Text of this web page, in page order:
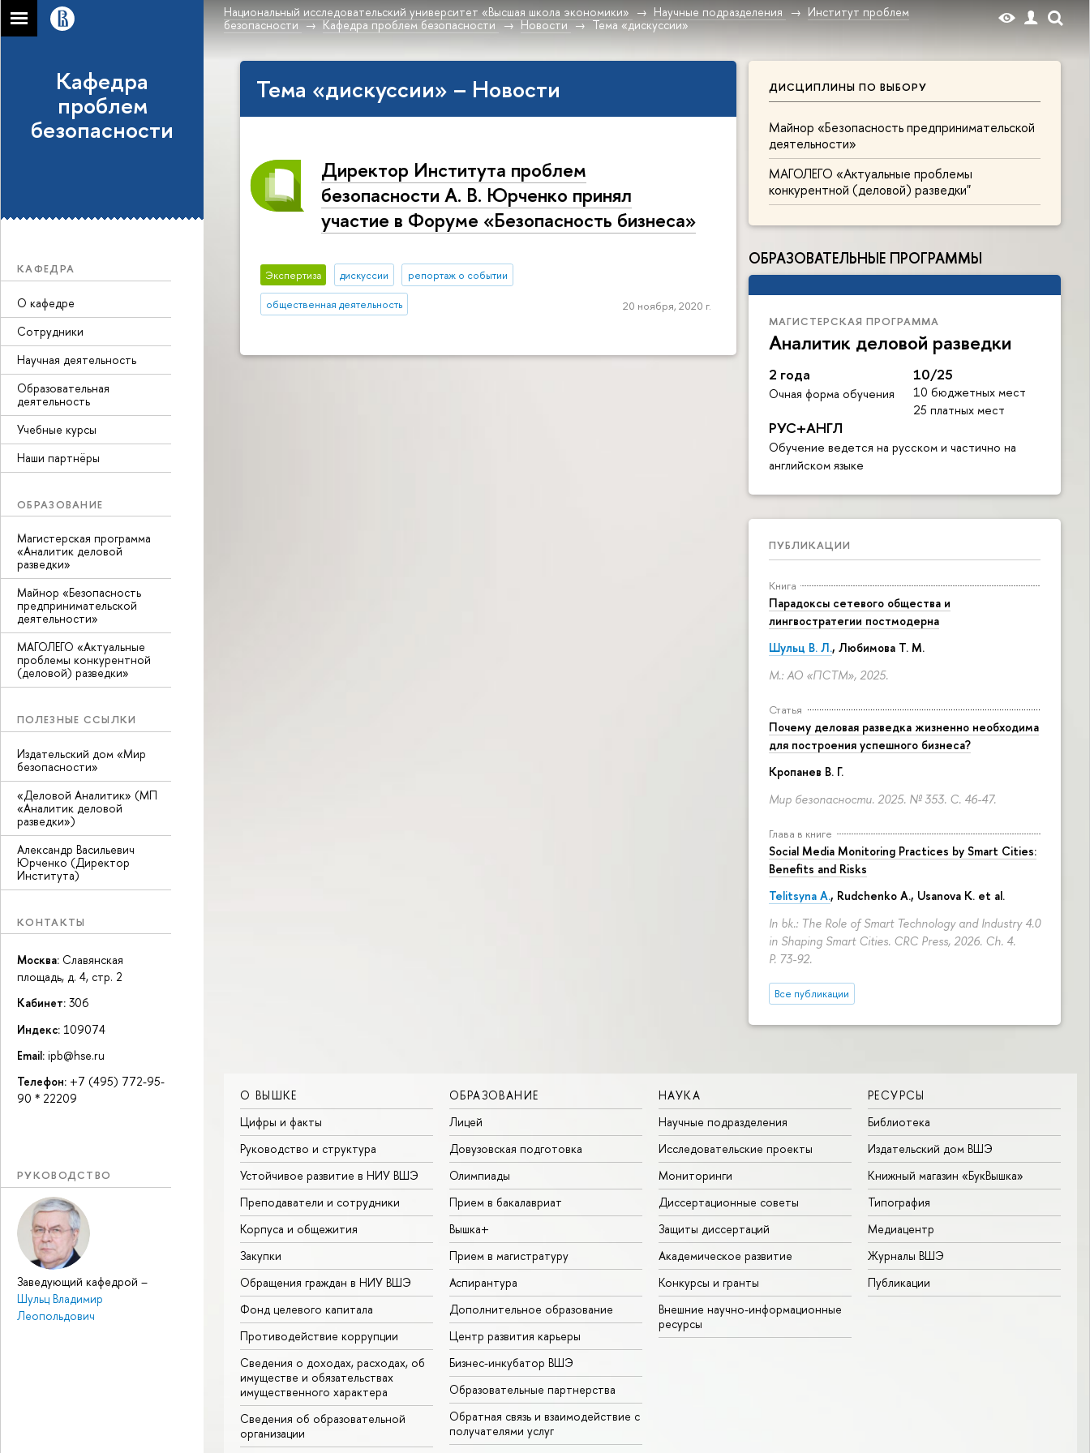
Национальный исследовательский университет «Высшая школа экономики» Научные подразделения
Институт проблем
безопасности
Кафедра проблем безопасности Новости Тема «дискуссии»
Кафедра
проблем
безопасности
КАФЕДРА
О кафедре
Сотрудники
Научная деятельность
Образовательная
деятельность
Учебные курсы
Наши партнёры
ОБРАЗОВАНИЕ
Магистерская программа
«Аналитик деловой
разведки»
Майнор «Безопасность
предпринимательской
деятельности»
МАГОЛЕГО «Актуальные
проблемы конкурентной
(деловой) разведки»
ПОЛЕЗНЫЕ ССЫЛКИ
Издательский дом «Мир
безопасности»
«Деловой Аналитик» (МП
«Аналитик деловой
разведки»)
Александр Васильевич
Юрченко (Директор
Института)
КОНТАКТЫ
Москва: Славянская
площадь, д. 4, стр. 2
Кабинет: 306
Индекс: 109074
Email: ipb@hse.ru
Телефон: +7 (495) 772-95-
90 * 22209
РУКОВОДСТВО
Заведующий кафедрой –
Шульц Владимир
Леопольдович
ДИСЦИПЛИНЫ ПО ВЫБОРУ
Майнор «Безопасность предпринимательской
деятельности»
МАГОЛЕГО «Актуальные проблемы
конкурентной (деловой) разведки"
ОБРАЗОВАТЕЛЬНЫЕ ПРОГРАММЫ
МАГИСТЕРСКАЯ ПРОГРАММА
Аналитик деловой разведки
2 года
Очная форма обучения
10/25
10 бюджетных мест
25 платных мест
РУС+АНГЛ
Обучение ведется на русском и частично на
английском языке
ПУБЛИКАЦИИ
Книга
Парадоксы сетевого общества и
лингвостратегии постмодерна
Шульц В. Л., Любимова Т. М.
М.: АО «ПСТМ», 2025.
Статья
Почему деловая разведка жизненно необходима
для построения успешного бизнеса?
Кропанев В. Г.
Мир безопасности. 2025. № 353. С. 46-47.
Глава в книге
Social Media Monitoring Practices by Smart Cities:
Benefits and Risks
Telitsyna A., Rudchenko A., Usanova K. et al.
In bk.: The Role of Smart Technology and Industry 4.0
in Shaping Smart Cities. CRC Press, 2026. Ch. 4.
P. 73-92.
Все публикации
Тема «дискуссии» – Новости
Директор Института проблем
безопасности А. В. Юрченко принял
участие в Форуме «Безопасность бизнеса»
Экспертиза дискуссии репортаж о событии
общественная деятельность 20 ноября, 2020 г.
О ВЫШКЕ
Цифры и факты
Руководство и структура
Устойчивое развитие в НИУ ВШЭ
Преподаватели и сотрудники
Корпуса и общежития
Закупки
Обращения граждан в НИУ ВШЭ
Фонд целевого капитала
Противодействие коррупции
Сведения о доходах, расходах, об
имуществе и обязательствах
имущественного характера
Сведения об образовательной
организации
ОБРАЗОВАНИЕ
Лицей
Довузовская подготовка
Олимпиады
Прием в бакалавриат
Вышка+
Прием в магистратуру
Аспирантура
Дополнительное образование
Центр развития карьеры
Бизнес-инкубатор ВШЭ
Образовательные партнерства
Обратная связь и взаимодействие с
получателями услуг
НАУКА
Научные подразделения
Исследовательские проекты
Мониторинги
Диссертационные советы
Защиты диссертаций
Академическое развитие
Конкурсы и гранты
Внешние научно-информационные
ресурсы
РЕСУРСЫ
Библиотека
Издательский дом ВШЭ
Книжный магазин «БукВышка»
Типография
Медиацентр
Журналы ВШЭ
Публикации